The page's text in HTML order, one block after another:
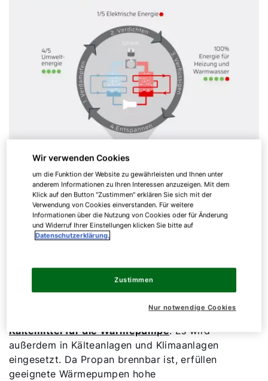
Wofür steht R290?
R290 ist ein anderer Name für Propan. Im
Zusammenhang mit Wärmepumpen steht die
Propangas. Das natürlich vorkommende und
thermodynamische Eigenschaften auf und ist
Kältemittel für die Wärmepumpe. Es wird
außerdem in Kälteanlagen und Klimaanlagen
eingesetzt. Da Propan brennbar ist, erfüllen
geeignete Wärmepumpen hohe
Wir verwenden Cookies
um die Funktion der Website zu gewährleisten und Ihnen unter
anderem Informationen zu Ihren Interessen anzuzeigen. Mit dem
Klick auf den Button "Zustimmen" erklären Sie sich mit der
Verwendung von Cookies einverstanden. Für weitere
Informationen über die Nutzung von Cookies oder für Änderung
und Widerruf Ihrer Einstellungen klicken Sie bitte auf
Datenschutzerklärung.
Nur notwendige Cookies
Zustimmen